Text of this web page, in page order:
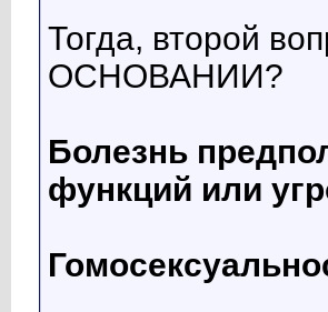
Тогда, второй
ОСНОВАНИИ?
Болезнь
функций или